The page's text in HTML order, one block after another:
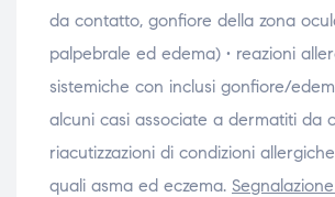
da contatto, gonfiore della zona
palpebrale ed edema) • reazioni
sistemiche con inclusi gonfiore/
alcuni casi associate a dermatiti da
riacutizzazioni di condizioni
quali asma ed eczema.